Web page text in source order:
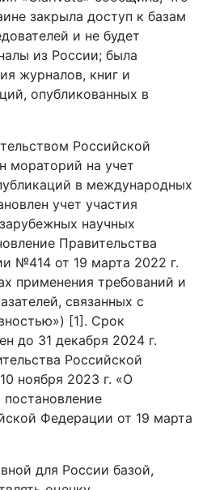
закрыла доступ к базам
и не будет
из России; была
журналов, книг и
опубликованных в
Российской
мораторий на учет
в международных
учет участия
научных
Правительства
№414 от 19 марта 2022 г.
применения требований и
связанных с
[1]. Срок
до 31 декабря 2024 г.
Российской
ноября 2023 г. «О
Федерации от 19 марта
для России базой,